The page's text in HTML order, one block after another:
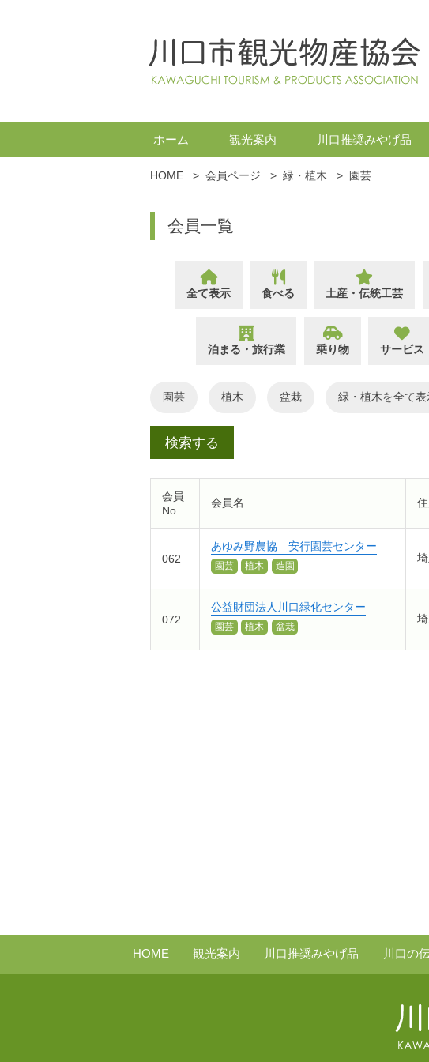
ホーム 観光案内 川口推奨みやげ品
HOME > 会員ページ > 緑・植木 > 園芸
会員一覧
全て表示 食べる 土産・伝統工芸
泊まる・旅行業 乗り物 サービス
園芸 植木 盆栽 緑・植木
会員
No.
会員名
062
あゆみ野農協 安行園芸センター
園芸 植木 造園
072
公益財団法人川口緑化センター
園芸 植木 盆栽
HOME 観光案内 川口推奨みやげ品 川口の